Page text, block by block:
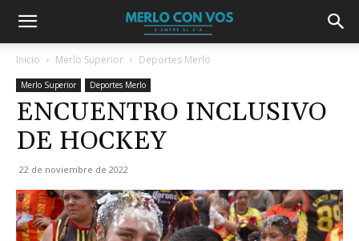
Inicio Merlo Superior Deportes Merlo
Merlo Superior Deportes Merlo
ENCUENTRO INCLUSIVO
DE HOCKEY
22 de noviembre de 2022